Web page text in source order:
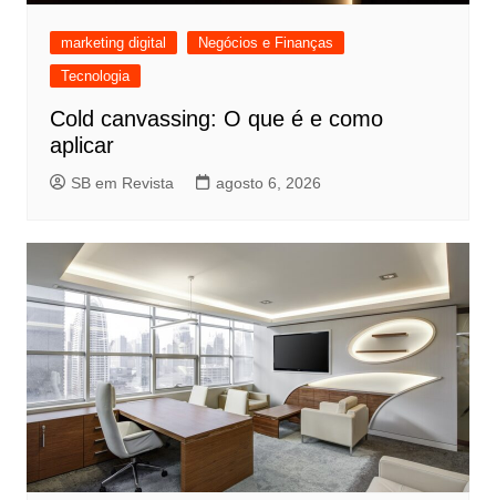
marketing digital
Negócios e Finanças
Tecnologia
Cold canvassing: O que é e como
aplicar
SB em Revista agosto 6, 2026